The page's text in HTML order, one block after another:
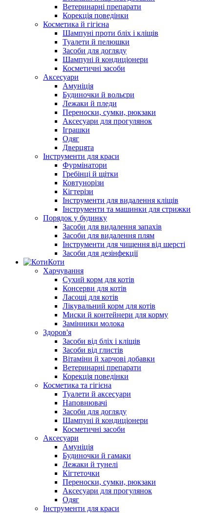
Ветеринарні препарати
Корекція поведінки
Косметика й гігієна
Шампуні проти бліх і кліщів
Туалети й пелюшки
Засоби для догляду
Шампуні й кондиціонери
Косметичні засоби
Аксесуари
Амуніція
Будиночки й вольєри
Лежаки й пледи
Переноски, сумки, рюкзаки
Аксесуари для прогулянок
Іграшки
Одяг
Дверцята
Інструменти для краси
Фурмінатори
Гребінці й щітки
Ковтунорізи
Кігтерізи
Інструменти для видалення кліщів
Інструменти та машинки для стрижки
Порядок у будинку
Засоби для видалення запахів
Засоби для видалення плям
Інструменти для чищення від шерсті
Засоби для дезінфекції
Коти
Харчування
Сухий корм для котів
Консерви для котів
Ласощі для котів
Лікувальний корм для котів
Миски й контейнери для корму
Замінники молока
Здоров'я
Засоби від бліх і кліщів
Засоби від глистів
Вітаміни й харчові добавки
Ветеринарні препарати
Корекція поведінки
Косметика та гігієна
Туалети й аксесуари
Наповнювачі
Засоби для догляду
Шампуні й кондиціонери
Косметичні засоби
Аксесуари
Амуніція
Будиночки й гамаки
Лежаки й тунелі
Кігтеточки
Переноски, сумки, рюкзаки
Аксесуари для прогулянок
Одяг
Інструменти для краси